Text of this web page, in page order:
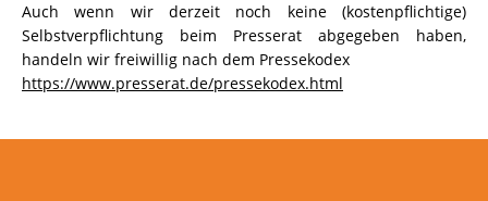
Auch wenn wir derzeit noch keine (kostenpflichtige)
Selbstverpflichtung beim Presserat abgegeben haben,
handeln wir freiwillig nach dem Pressekodex
https://www.presserat.de/pressekodex.html